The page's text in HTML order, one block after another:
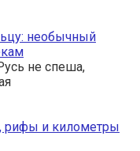
необычный
не спеша,
рифы и километры